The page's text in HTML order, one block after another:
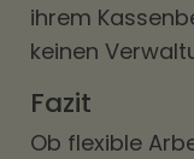
ihrem
keinen
Fazit
Ob flexible